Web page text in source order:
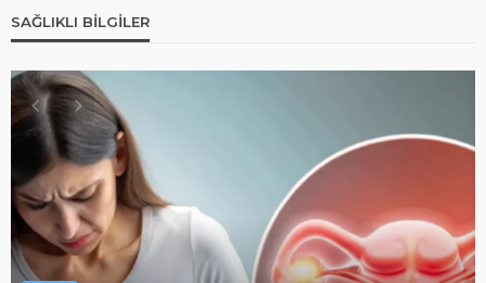
SAĞLIKLI BILGILER